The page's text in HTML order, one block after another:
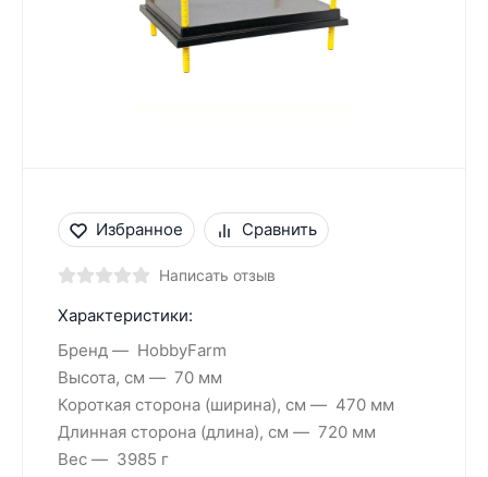
Избранное Сравнить
Написать отзыв
Характеристики:
Бренд
HobbyFarm
Высота, см
70 мм
Короткая сторона (ширина), см
470 мм
Длинная сторона (длина), см
720 мм
Вес
3985 г